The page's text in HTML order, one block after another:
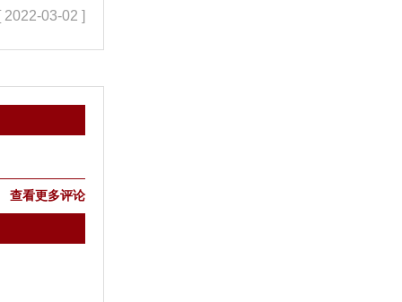
2022-03-02 ]
查看更多评论